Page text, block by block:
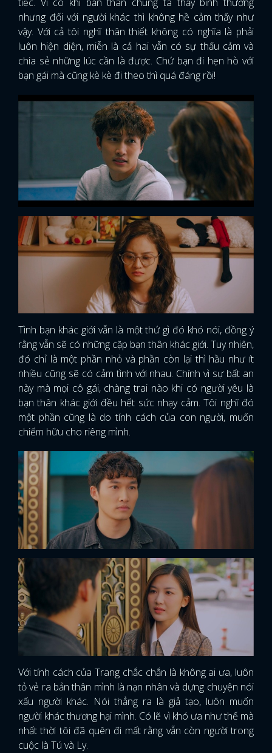
nhưng đối với người khác thì không hề cảm thấy như
vậy. Với cả tôi nghĩ thân thiết không có nghĩa là phải
luôn hiện diện, miễn là cả hai vẫn có sự thấu cảm và
chia sẻ những lúc cần là được. Chứ bạn đi hẹn hò với
bạn gái mà cũng kè kè đi theo thì quá đáng rồi!
Tình bạn khác giới vẫn là một thứ gì đó khó nói, đồng ý
rằng vẫn sẽ có những cặp bạn thân khác giới. Tuy nhiên,
đó chỉ là một phần nhỏ và phần còn lại thì hầu như ít
nhiều cũng sẽ có cảm tình với nhau. Chính vì sự bất an
này mà mọi cô gái, chàng trai nào khi có người yêu là
bạn thân khác giới đều hết sức nhạy cảm. Tôi nghĩ đó
một phần cũng là do tính cách của con người, muốn
chiếm hữu cho riêng mình.
Với tính cách của Trang chắc chắn là không ai ưa, luôn
tỏ vẻ ra bản thân mình là nạn nhân và dựng chuyện nói
xấu người khác. Nói thẳng ra là giả tạo, luôn muốn
người khác thương hại mình. Có lẽ vì khó ưa như thế mà
nhất thời tôi đã quên đi mất rằng vẫn còn người trong
cuộc là Tú và Ly.